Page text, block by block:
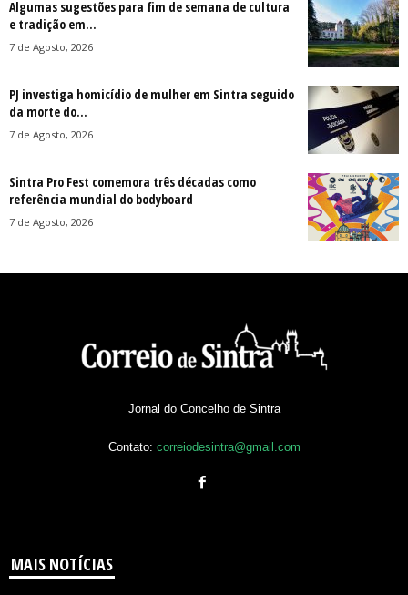
Algumas sugestões para fim de semana de cultura
e tradição em...
7 de Agosto, 2026
PJ investiga homicídio de mulher em Sintra seguido
da morte do...
7 de Agosto, 2026
Sintra Pro Fest comemora três décadas como
referência mundial do bodyboard
7 de Agosto, 2026
Jornal do Concelho de Sintra
Contato: correiodesintra@gmail.com
MAIS NOTÍCIAS